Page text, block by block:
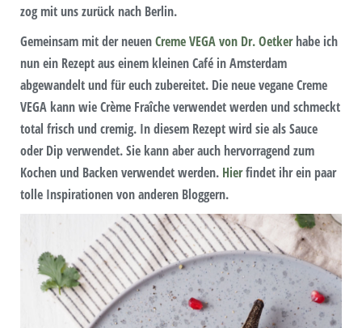
zog mit uns zurück nach Berlin.
Gemeinsam mit der neuenCreme VEGA von Dr. Oetkerhabe ich
nun ein Rezept aus einem kleinen Café in Amsterdam
abgewandelt und für euch zubereitet. Die neue vegane Creme
VEGA kann wie Crème Fraîche verwendet werden und schmeckt
total frisch und cremig. In diesem Rezept wird sie als Sauce
oder Dip verwendet. Sie kann aber auch hervorragend zum
Kochen und Backen verwendet werden. Hierfindet ihr ein paar
tolle Inspirationen von anderen Bloggern.